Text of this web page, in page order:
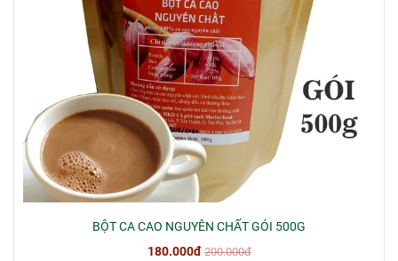
BỘT CA CAO NGUYÊN CHẤT GÓI 500G
180.000đ 200.000đ